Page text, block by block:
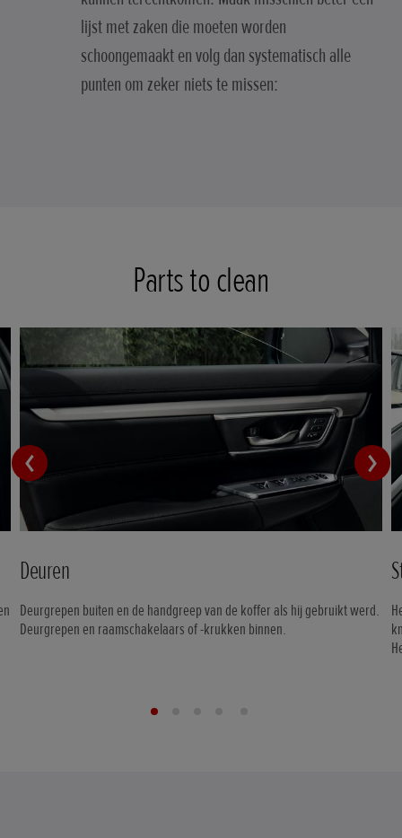
lijst met zaken die moeten worden
schoongemaakt en volg dan systematisch alle
punten om zeker niets te missen:
Parts to clean
Deuren
Deurgrepen buiten en de handgreep van de koffer als hij gebruikt werd.
Deurgrepen en raamschakelaars of -krukken binnen.